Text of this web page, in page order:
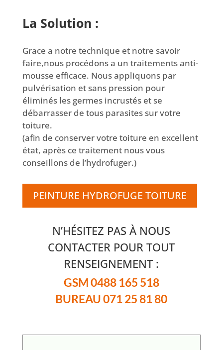
La Solution :
Grace a notre technique et notre savoir
faire,nous procédons a un traitements anti-
mousse efficace. Nous appliquons par
pulvérisation et sans pression pour
éliminés les germes incrustés et se
débarrasser de tous parasites sur votre
toiture.
(afin de conserver votre toiture en excellent
état, après ce traitement nous vous
conseillons de l’hydrofuger.)
PEINTURE HYDROFUGE TOITURE
N’HÉSITEZ PAS À NOUS
CONTACTER POUR TOUT
RENSEIGNEMENT :
GSM 0488 165 518
BUREAU 071 25 81 80